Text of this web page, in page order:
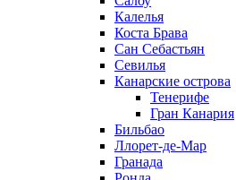
Калелья
Коста Брава
Сан Себастьян
Севилья
Канарские острова
Тенерифе
Гран Канария
Бильбао
Ллорет-де-Мар
Гранада